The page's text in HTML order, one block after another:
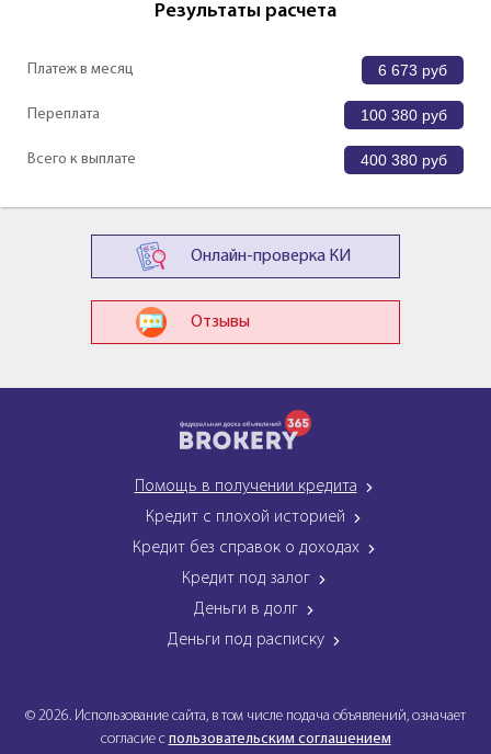
Результаты расчета
Платеж в месяц 6 673 руб
Переплата 100 380 руб
Всего к выплате 400 380 руб
Онлайн-проверка КИ
Отзывы
Помощь в получении кредита
Кредит с плохой историей
Кредит без справок о доходах
Кредит под залог
Деньги в долг
Деньги под расписку
© 2026. Использование сайта, в том числе подача объявлений, означает
согласие с пользовательским соглашением